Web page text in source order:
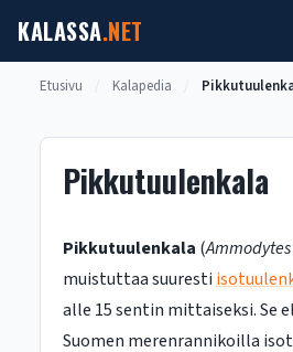
sisältöön
KALASSA.NET
Etusivu Kalapedia
Pikkutuulenkala
Pikkutuulenkala (
muistuttaa suuresti
alle 15 sentin mittaiseksi. Se
Suomen merenrannikoilla